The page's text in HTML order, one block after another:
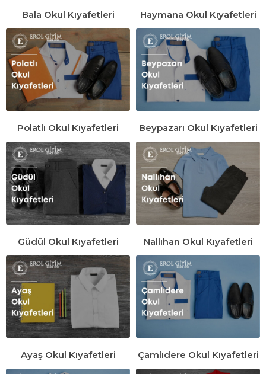
Bala Okul Kıyafetleri Haymana Okul Kıyafetleri
Polatlı Okul Kıyafetleri Beypazarı Okul Kıyafetleri
Güdül Okul Kıyafetleri Nallıhan Okul Kıyafetleri
Ayaş Okul Kıyafetleri Çamlıdere Okul Kıyafetleri